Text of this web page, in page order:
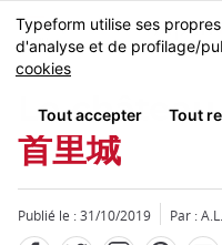
Skip
to
main
MENU
Le
首里城
Publié le : 31/10/2019 Par : A.L.
Fermer